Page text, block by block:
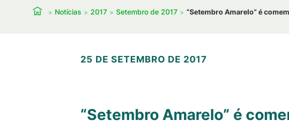
Notícias 2017 Setembro de 2017 “Setembro Amarelo” é
25 DE SETEMBRO DE 2017
“Setembro Amarelo” é